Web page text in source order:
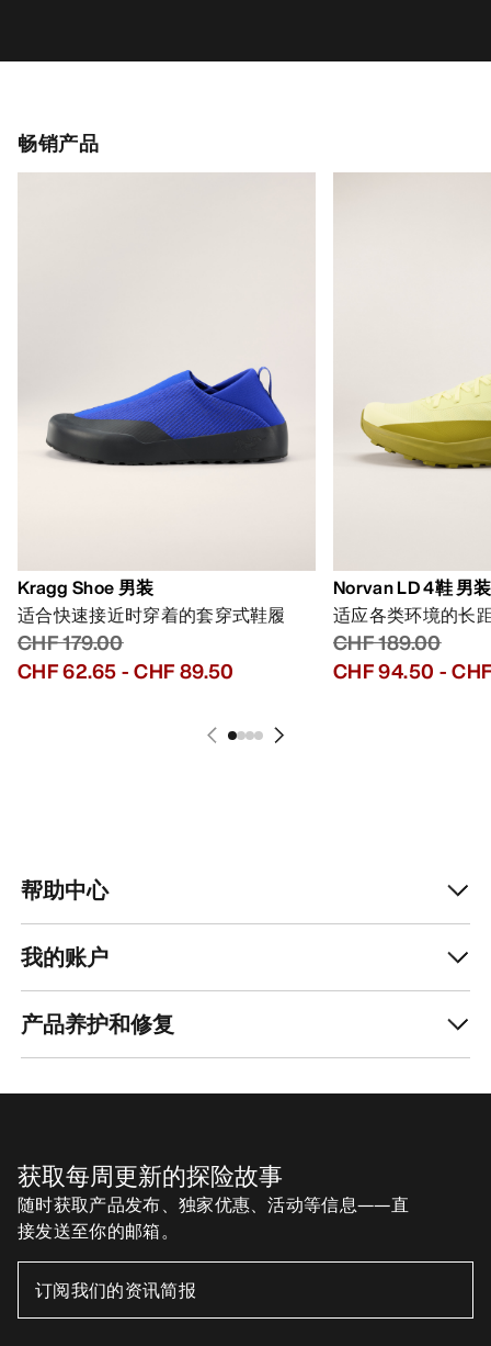
畅销产品
Kragg Shoe 男装
适合快速接近时穿着的套穿式鞋履
CHF 179.00
CHF 62.65-CHF 89.50
Norvan LD 4鞋 男装
适应各类环境的长
CHF 189.00
CHF 94.50 -
帮助中心
我的账户
产品养护和修复
获取每周更新的探险故事
随时获取产品发布、独家优惠、活动等信息——直
接发送至你的邮箱。